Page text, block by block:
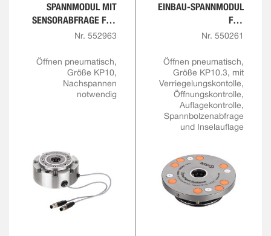
SPANNMODUL MIT
SENSORABFRAGE FÜR
ÖFFNUNG UND
Nr. 552963
Öffnen pneumatisch,
Größe KP10,
Nachspannen
notwendig
EINBAU-SPANNMODUL
FÜR
AUTOMATISIERUNGSLÖ
Nr. 550261
Öffnen pneumatisch,
Größe KP10.3, mit
Verriegelungskontolle,
Öffnungskontrolle,
Auflagekontrolle,
Spannbolzenabfrage
und Inselauflage